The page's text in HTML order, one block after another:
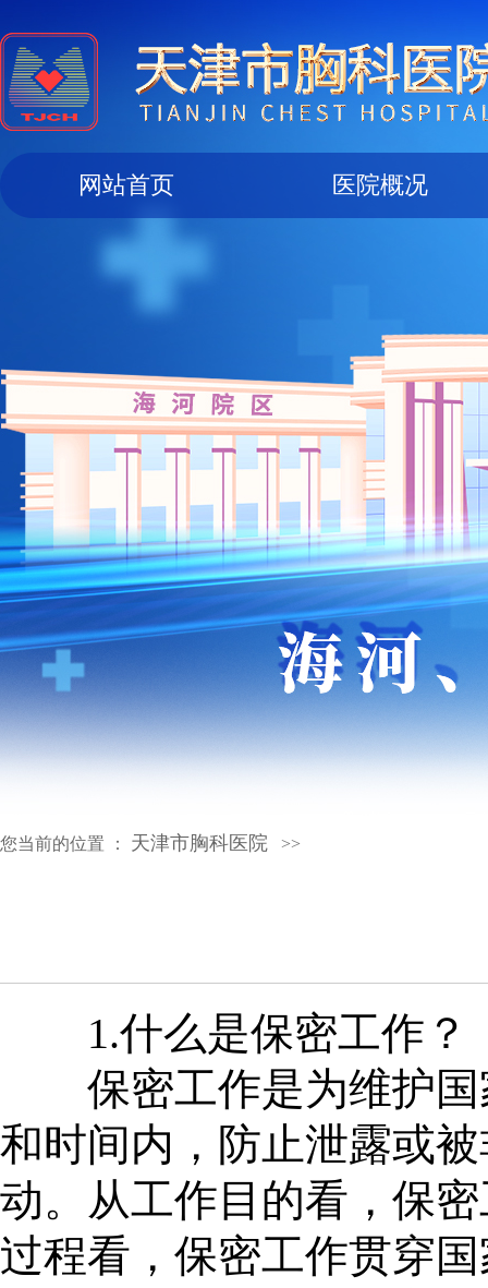
网站首页 医院概况
您当前的位置 ： 天津市胸科医院 >>
1.什么是保密工作？
保密工作是为维护国
和时间内，防止泄露或
动。从工作目的看，保
过程看，保密工作贯穿